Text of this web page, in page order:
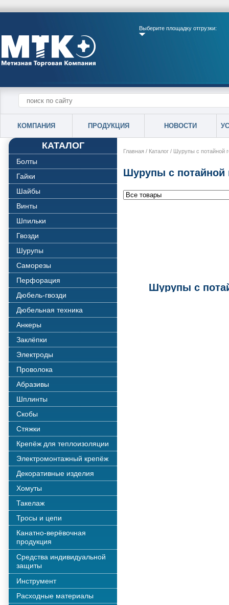
Выберите площадку отгрузки:
КОМПАНИЯ ПРОДУКЦИЯ НОВОСТИ
КАТАЛОГ
Болты
Гайки
Шайбы
Винты
Шпильки
Гвозди
Шурупы
Саморезы
Перфорация
Дюбель-гвозди
Дюбельная техника
Анкеры
Заклёпки
Электроды
Проволока
Абразивы
Шплинты
Скобы
Стяжки
Крепёж для теплоизоляции
Электромонтажный крепёж
Декоративные изделия
Хомуты
Такелаж
Тросы и цепи
Канатно-верёвочная
продукция
Средства индивидуальной
защиты
Инструмент
Расходные материалы
Главная / Каталог / Шурупы с потайной
Шурупы с потайной
Шурупы с